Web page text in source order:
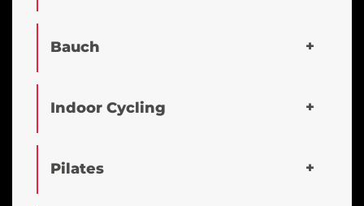
Bauch
Indoor Cycling
Pilates